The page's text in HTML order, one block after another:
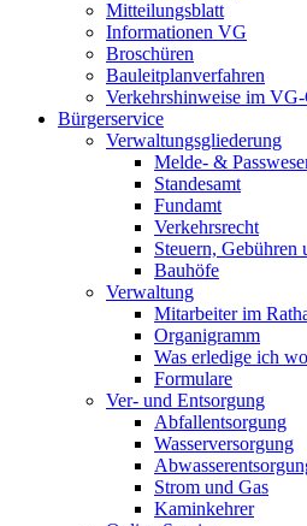
Mitteilungsblatt
Informationen VG
Broschüren
Bauleitplanverfahren
Verkehrshinweise im
Bürgerservice
Verwaltungsgliederung
Melde- &
Standesamt
Fundamt
Verkehrsrecht
Steuern, Gebühren
Bauhöfe
Verwaltung
Mitarbeiter im
Organigramm
Was erledige ich wo
Formulare
Ver- und Entsorgung
Abfallentsorgung
Wasserversorgung
Strom und Gas
Kaminkehrer